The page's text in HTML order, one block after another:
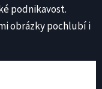
podnikavost.
obrázky pochlubí i